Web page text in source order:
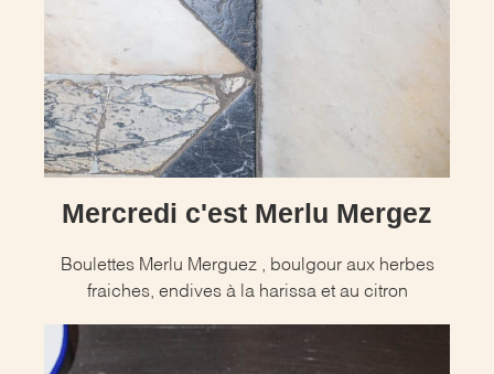
Mercredi c'est Merlu Mergez
Boulettes Merlu Merguez , boulgour aux herbes
fraiches, endives à la harissa et au citron